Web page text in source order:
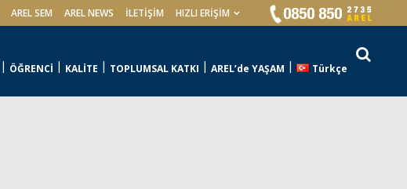
AREL SEM AREL NEWS İLETIŞIM HIZLI ERİŞİM
ÖĞRENCİ KALİTE TOPLUMSAL KATKI AREL’de YAŞAM Türkçe